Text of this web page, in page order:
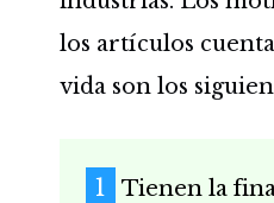
los artículos
vida son los
Tienen la